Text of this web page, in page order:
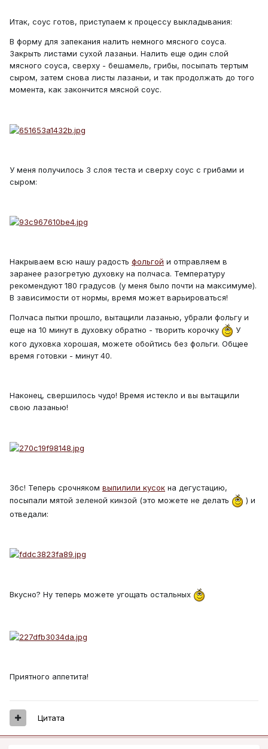
Итак, соус готов, приступаем к процессу выкладывания:
В форму для запекания налить немного мясного соуса.
Закрыть листами сухой лазаньи. Налить еще один слой
мясного соуса, сверху - бешамель, грибы, посыпать тертым
сыром, затем снова листы лазаньи, и так продолжать до того
момента, как закончится мясной соус.
У меня получилось 3 слоя теста и сверху соус с грибами и
сыром:
Накрываем всю нашу радость фольгой и отправляем в
заранее разогретую духовку на полчаса. Температуру
рекомендуют 180 градусов (у меня было почти на максимуме).
В зависимости от нормы, время может варьироваться!
Полчаса пытки прошло, вытащили лазанью, убрали фольгу и
еще на 10 минут в духовку обратно - творить корочку
У
кого духовка хорошая, можете обойтись без фольги. Общее
время готовки - минут 40.
Наконец, свершилось чудо! Время истекло и вы вытащили
свою лазанью!
Збс! Теперь срочняком выпилили кусок на дегустацию,
посыпали мятой зеленой кинзой (это можете не делать
) и
отведали:
Вкусно? Ну теперь можете угощать остальных
Приятного аппетита!
Цитата